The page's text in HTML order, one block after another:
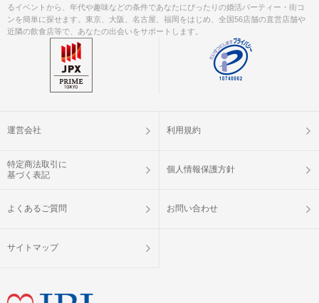
るイベントから、年代や趣味などの条件であなたにぴったりの婚活パーティー・街コ
ンを簡単に探せます。東京、大阪、名古屋、福岡をはじめ、全国56店舗の直営店舗や
近隣の飲食店等で、あなたの出会いをサポートします。
運営会社 利用規約
特定商法取引に
基づく表記
個人情報保護方針
よくあるご質問 お問い合わせ
サイトマップ